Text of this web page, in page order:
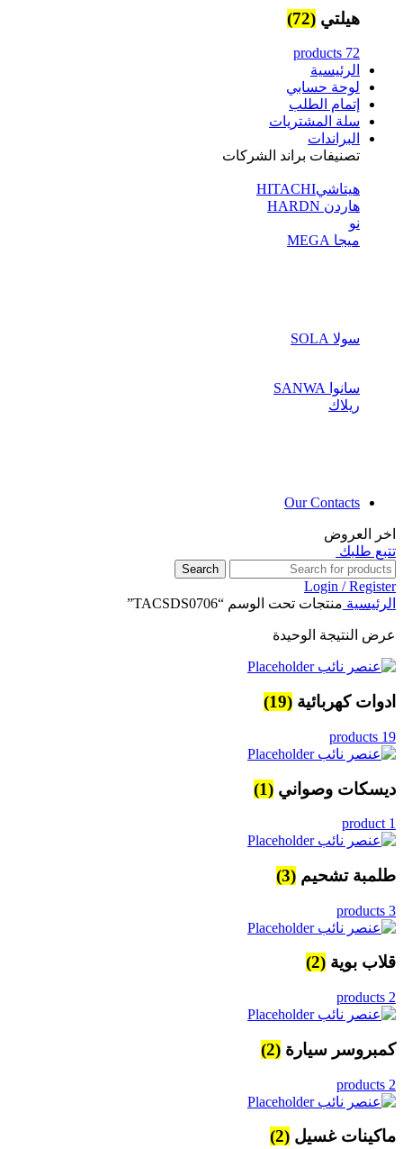
هيلتي (72)
72 products
الرئيسية
لوحة حسابي
إتمام الطلب
سلة المشتريات
البراندات
تصنيفات براند الشركات
هيتاشيHITACHI
هاردن HARDN
نو
ميجا MEGA
سولا SOLA
سانوا SANWA
ريلاك
Our Contacts
اخر العروض
تتبع طلبك
Search
Login / Register
الرئيسية منتجات تحت الوسم “TACSDS0706”
عرض النتيجة الوحيدة
ادوات كهربائية (19)
19 products
ديسكات وصواني (1)
1 product
طلمبة تشحيم (3)
3 products
قلاب بوية (2)
2 products
كمبروسر سيارة (2)
2 products
ماكينات غسيل (2)